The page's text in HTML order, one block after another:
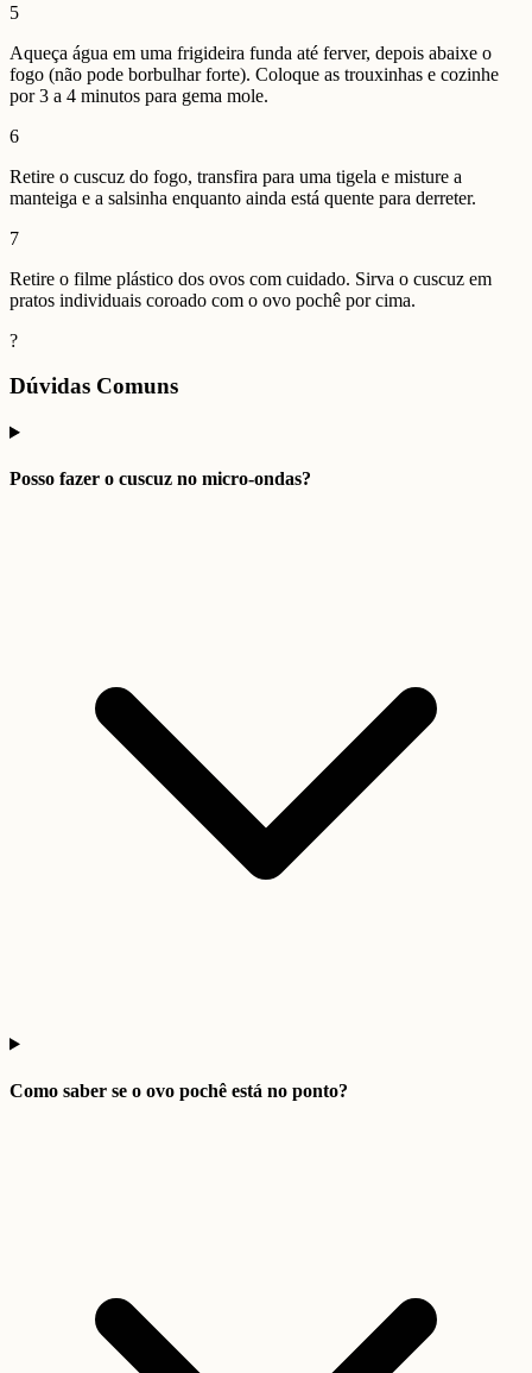
5
Aqueça água em uma frigideira funda até ferver, depois abaixe o
fogo (não pode borbulhar forte). Coloque as trouxinhas e cozinhe
por 3 a 4 minutos para gema mole.
6
Retire o cuscuz do fogo, transfira para uma tigela e misture a
manteiga e a salsinha enquanto ainda está quente para derreter.
7
Retire o filme plástico dos ovos com cuidado. Sirva o cuscuz em
pratos individuais coroado com o ovo pochê por cima.
?
Dúvidas Comuns
Posso fazer o cuscuz no micro-ondas?
Como saber se o ovo pochê está no ponto?